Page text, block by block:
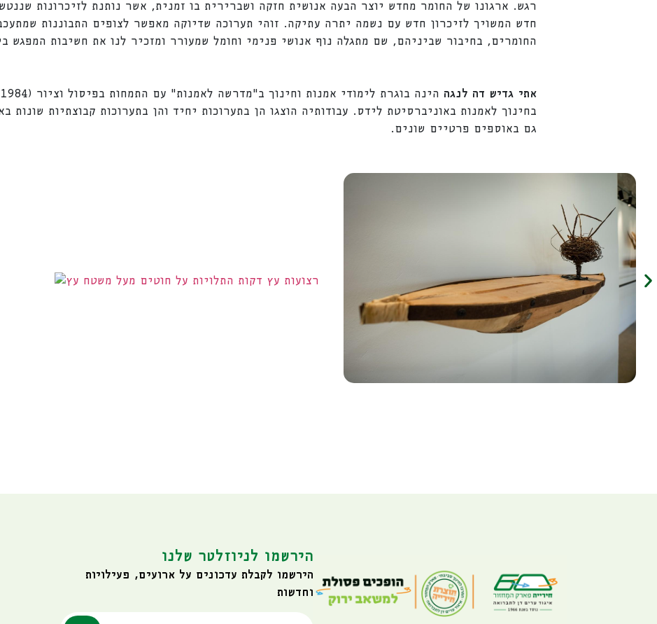
רגש. ארגונו של החומר מחדש יוצר הבעה אנושית חזקה ושברירית בו זמנית, אשר נותנת לזיכרונות
חדש המשויך לזיכרון חדש עם נשמה יתרה עתיקה. זוהי תערוכה שדיוקה מאפשר לצופים התבוננות
החומרים, בחיבור שביניהם, שם מתגלה נוף אנושי פנימי וחומל שמעורר ומזכיר לנו את חשיבות המפגש
אתי גדיש דה לנגה
בחינוך לאמנות באוניברסיטת לידס. עבודותיה הוצגו הן בתערוכות יחיד והן בתערוכות קבוצתיות שונות
גם באוספים פרטיים שונים.
הירשמו לניוזלטר שלנו
הירשמו לקבלת עדכונים על ארועים, פעילויות
וחדשות